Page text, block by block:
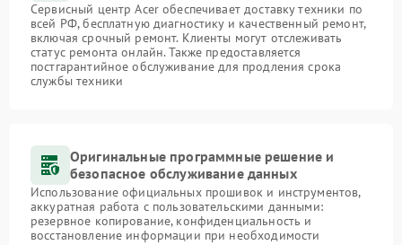
Сервисный центр Acer обеспечивает доставку техники по
всей РФ, бесплатную диагностику и качественный ремонт,
включая срочный ремонт. Клиенты могут отслеживать
статус ремонта онлайн. Также предоставляется
постгарантийное обслуживание для продления срока
службы техники
Оригинальные программные решение и
безопасное обслуживание данных
Использование официальных прошивок и инструментов,
аккуратная работа с пользовательскими данными:
резервное копирование, конфиденциальность и
восстановление информации при необходимости